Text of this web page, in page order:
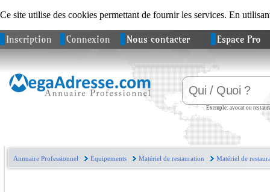
Ce site utilise des cookies permettant de fournir les services. En
Inscription Connexion Nous contacter Espace Pro
Exemple: avocat ou
Annuaire Professionnel Equipements Matériel de restauration Matériel de